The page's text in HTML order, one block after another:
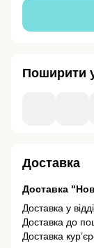
Поширити
Доставка
Доставка
Доставка у
Доставка до
Доставка